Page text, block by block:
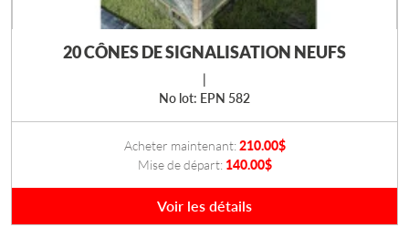
20 CÔNES DE SIGNALISATION NEUFS
|
No lot: EPN 582
Acheter maintenant:210.00$
Mise de départ: 140.00$
Voir les détails